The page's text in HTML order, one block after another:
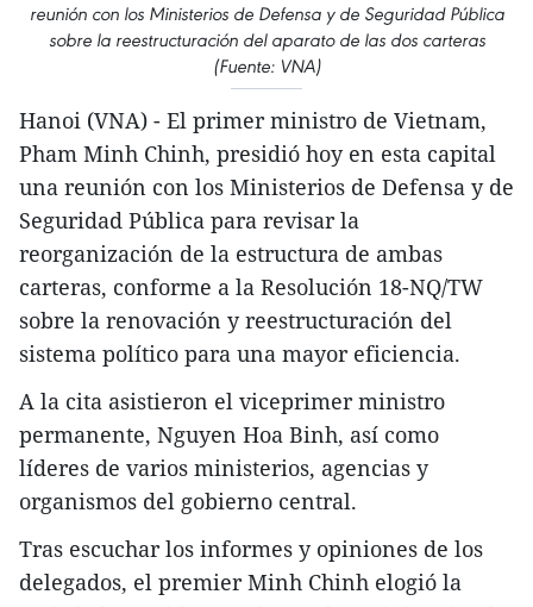
reunión con los Ministerios de Defensa y de Seguridad Pública
sobre la reestructuración del aparato de las dos carteras
(Fuente: VNA)
Hanoi (VNA) - El primer ministro de Vietnam,
Pham Minh Chinh, presidió hoy en esta capital
una reunión con los Ministerios de Defensa y de
Seguridad Pública para revisar la
reorganización de la estructura de ambas
carteras, conforme a la Resolución 18-NQ/TW
sobre la renovación y reestructuración del
sistema político para una mayor eficiencia.
A la cita asistieron el viceprimer ministro
permanente, Nguyen Hoa Binh, así como
líderes de varios ministerios, agencias y
organismos del gobierno central.
Tras escuchar los informes y opiniones de los
delegados, el premier Minh Chinh elogió la